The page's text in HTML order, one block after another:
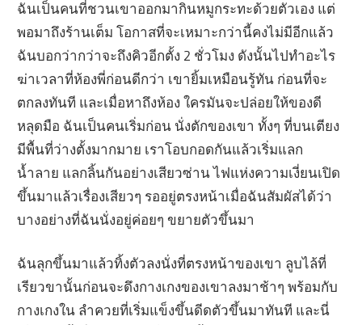
ฉันเป็นคนที่ชวนเขาออกมากินหมูกระทะด้วยตัวเอง แต่
พอมาถึงร้านเต็ม โอกาสที่จะเหมาะกว่านี้คงไม่มีอีกแล้ว
ฉันบอกว่ากว่าจะถึงคิวอีกตั้ง 2 ชั่วโมง ดังนั้นไปทำอะไร
ฆ่าเวลาที่ห้องพี่ก่อนดีกว่า เขายิ้มเหมือนรู้ทัน ก่อนที่จะ
ตกลงทันที และเมื่อหาถึงห้อง ใครมันจะปล่อยให้ของดี
หลุดมือ ฉันเป็นคนเริ่มก่อน นั่งตักของเขา ทั้งๆ ที่บนเตียง
มีพื้นที่ว่างตั้งมากมาย เราโอบกอดกันแล้วเริ่มแลก
น้ำลาย แลกลิ้นกันอย่างเสียวซ่าน ไฟแห่งความเงี่ยนเปิด
ขึ้นมาแล้วเรื่องเสียวๆ รออยู่ตรงหน้าเมื่อฉันสัมผัสได้ว่า
บางอย่างที่ฉันนั่งอยู่ค่อยๆ ขยายตัวขึ้นมา
ฉันลุกขึ้นมาแล้วทิ้งตัวลงนั่งที่ตรงหน้าของเขา ลูบไล้ที่
เรียวขานั้นก่อนจะดึงกางเกงของเขาลงมาช้าๆ พร้อมกับ
กางเกงใน ลำควยที่เริ่มแข็งขึ้นดีดตัวขึ้นมาทันที และนี่